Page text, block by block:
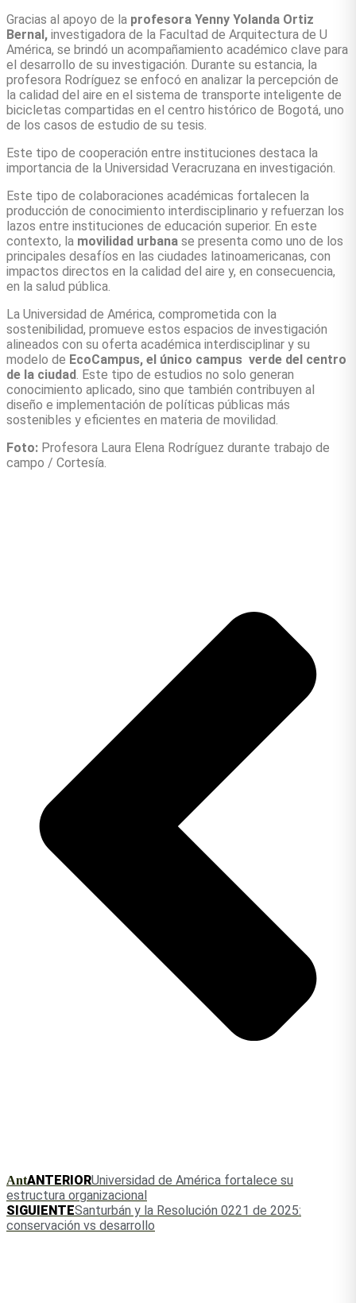
Gracias al apoyo de la profesora Yenny Yolanda Ortiz
Bernal, investigadora de la Facultad de Arquitectura de U
América, se brindó un acompañamiento académico clave para
el desarrollo de su investigación. Durante su estancia, la
profesora Rodríguez se enfocó en analizar la percepción de
la calidad del aire en el sistema de transporte inteligente de
bicicletas compartidas en el centro histórico de Bogotá, uno
de los casos de estudio de su tesis.
Este tipo de cooperación entre instituciones destaca la
importancia de la Universidad Veracruzana en investigación.
Este tipo de colaboraciones académicas fortalecen la
producción de conocimiento interdisciplinario y refuerzan los
lazos entre instituciones de educación superior. En este
contexto, la movilidad urbana se presenta como uno de los
principales desafíos en las ciudades latinoamericanas, con
impactos directos en la calidad del aire y, en consecuencia,
en la salud pública.
La Universidad de América, comprometida con la
sostenibilidad, promueve estos espacios de investigación
alineados con su oferta académica interdisciplinar y su
modelo de EcoCampus, el único campus verde del centro
de la ciudad. Este tipo de estudios no solo generan
conocimiento aplicado, sino que también contribuyen al
diseño e implementación de políticas públicas más
sostenibles y eficientes en materia de movilidad.
Foto: Profesora Laura Elena Rodríguez durante trabajo de
campo / Cortesía.
AntANTERIORUniversidad de América fortalece su
estructura organizacional
SIGUIENTESanturbán y la Resolución 0221 de 2025:
conservación vs desarrollo